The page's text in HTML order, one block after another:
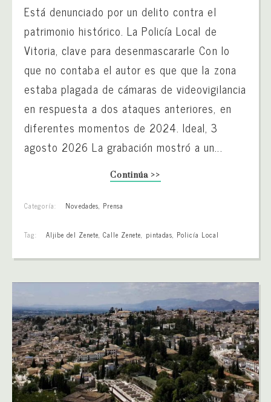
Está denunciado por un delito contra el
patrimonio histórico. La Policía Local de
Vitoria, clave para desenmascararle Con lo
que no contaba el autor es que que la zona
estaba plagada de cámaras de videovigilancia
en respuesta a dos ataques anteriores, en
diferentes momentos de 2024. Ideal, 3
agosto 2026 La grabación mostró a un...
Continúa >>
Categoría: Novedades, Prensa
Tag: Aljibe del Zenete, Calle Zenete, pintadas, Policía Local